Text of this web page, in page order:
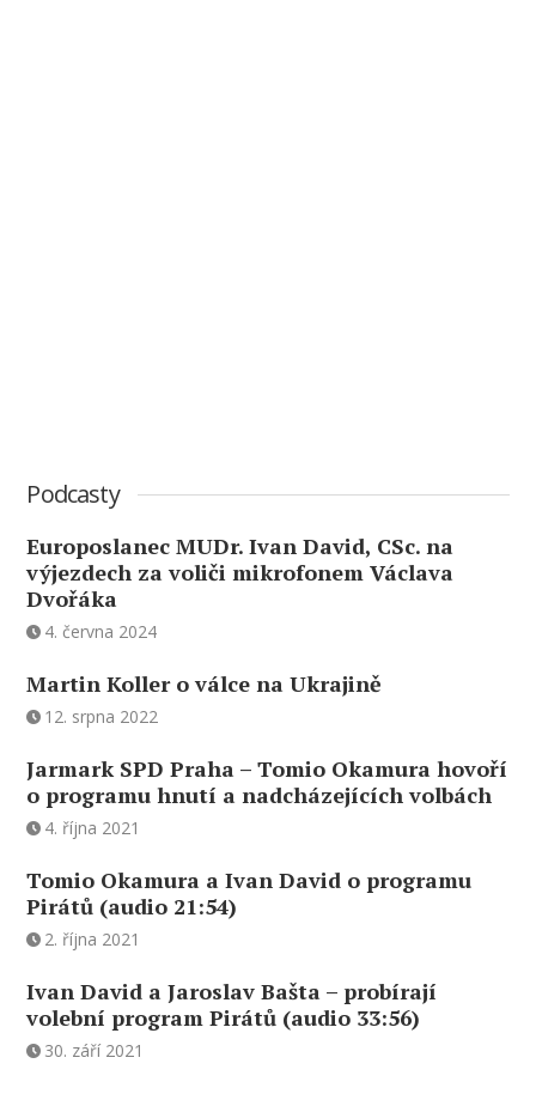
Podcasty
Europoslanec MUDr. Ivan David, CSc. na
výjezdech za voliči mikrofonem Václava
Dvořáka
4. června 2024
Martin Koller o válce na Ukrajině
12. srpna 2022
Jarmark SPD Praha – Tomio Okamura hovoří
o programu hnutí a nadcházejících volbách
4. října 2021
Tomio Okamura a Ivan David o programu
Pirátů (audio 21:54)
2. října 2021
Ivan David a Jaroslav Bašta – probírají
volební program Pirátů (audio 33:56)
30. září 2021